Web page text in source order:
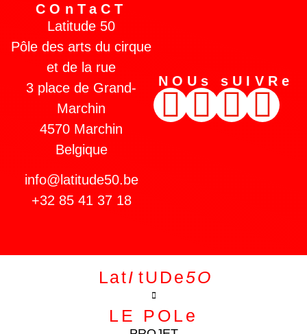
COnTaCT
Latitude 50
Pôle des arts du cirque
et de la rue
3 place de Grand-
Marchin
4570 Marchin
Belgique
info@latitude50.be
+32 85 41 37 18
NOUs sUIVRe
L a tI. t U D e5 O
LE POLe